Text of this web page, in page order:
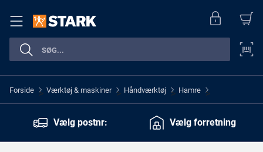
Forside > Værktøj & maskiner > Håndværktøj > Hamre >
Vælg postnr: Vælg forretning